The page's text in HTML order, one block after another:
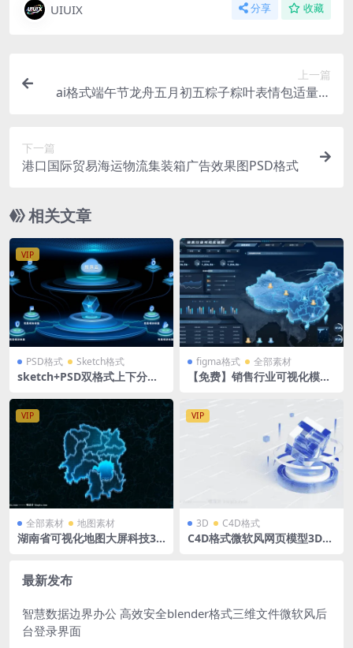
UIUIX 分享 收藏
上一篇
ai格式端午节龙舟五月初五粽子粽叶表情包适量格
下一篇
港口国际贸易海运物流集装箱广告效果图PSD格式
相关文章
VIP
PSD格式 Sketch格式
sketch+PSD双格式上下分层
文件
figma格式 全部素材
【免费】销售行业可视化模板
片）
VIP
全部素材 地图素材
湖南省可视化地图大屏科技3D
VIP
3D C4D格式
C4D格式微软风网页模型3D立
最新发布
智慧数据边界办公 高效安全blender格式三维文件微软风后
台登录界面